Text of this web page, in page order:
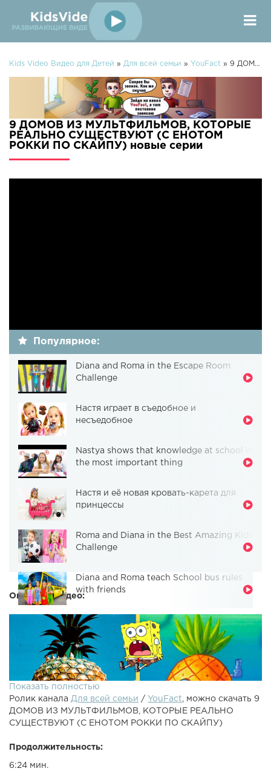
Kids Video Видео для Детей » Для всей семьи » YouFact » 9 ДОМОВ ИЗ МУЛЬТФИЛЬМОВ, КОТОРЫЕ РЕАЛЬНО СУЩЕСТВУЮТ (С ЕНОТОМ РОККИ ПО СКАЙПУ)
9 ДОМОВ ИЗ МУЛЬТФИЛЬМОВ, КОТОРЫЕ
РЕАЛЬНО СУЩЕСТВУЮТ (С ЕНОТОМ
РОККИ ПО СКАЙПУ) новые серии
Популярное:
Diana and Roma in the Escape Room
Challenge
Настя играет в съедобное и
несъедобное
Nastya shows that knowledge at school is
the most important thing
Настя и её новая кровать-карета для
принцессы
Roma and Diana in the Best Amazing Kids
Challenge
Diana and Roma teach School bus rules
with friends
Описание видео:
Показать полностью
Ролик канала Для всей семьи / YouFact , можно скачать 9
ДОМОВ ИЗ МУЛЬТФИЛЬМОВ, КОТОРЫЕ РЕАЛЬНО
СУЩЕСТВУЮТ (С ЕНОТОМ РОККИ ПО СКАЙПУ)
Продолжительность:
6:24 мин.